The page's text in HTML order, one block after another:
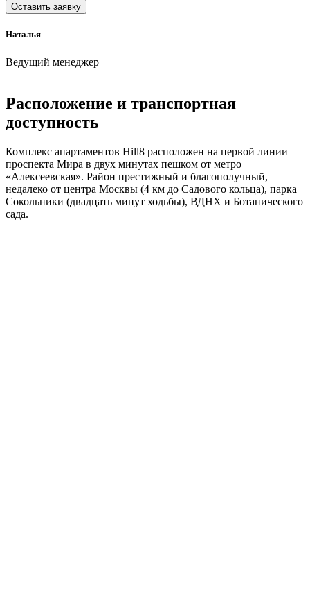
Оставить заявку
Наталья
Ведущий менеджер
Расположение и транспортная
доступность
Комплекс апартаментов Hill8 расположен на первой линии
проспекта Мира в двух минутах пешком от метро
«Алексеевская». Район престижный и благополучный,
недалеко от центра Москвы (4 км до Садового кольца), парка
Сокольники (двадцать минут ходьбы), ВДНХ и Ботанического
сада.